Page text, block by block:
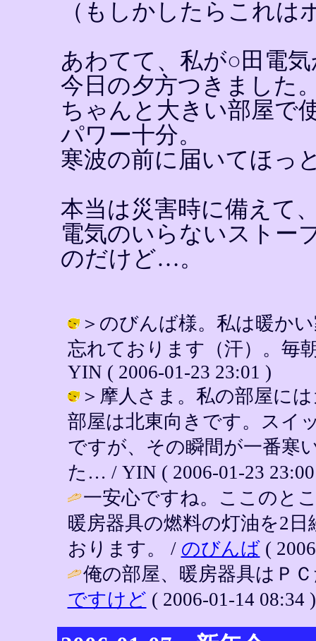
（もしかしたらこれは
あわてて、私が○田電
今日の夕方つきました
ちゃんと大きい部屋で
パワー十分。
寒波の前に届いてほっ
本当は災害時に備えて
電気のいらないストー
のだけど…。
＞のびんば様。私は暖か
忘れております（汗）。毎
YIN ( 2006-01-23 23:01 )
＞摩人さま。私の部屋に
部屋は北東向きです。スイ
ですが、その瞬間が一番寒
た… / YIN ( 2006-01-23
一安心ですね。ここのと
暖房器具の燃料の灯油を2
おります。 / のびんば(
俺の部屋、暖房器具はＰ
ですけど ( 2006-01-14 08:34 )